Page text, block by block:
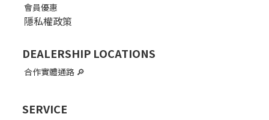
會員優惠
隱私權政策
DEALERSHIP LOCATIONS
合作實體通路 🔎
SERVICE